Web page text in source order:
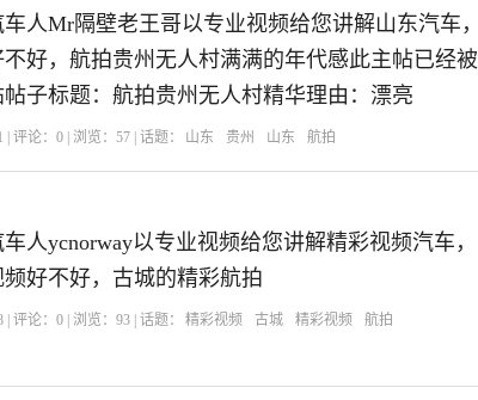
人Mr隔壁老王哥以专业视频给您讲解山东汽车，
好，航拍贵州无人村满满的年代感此主帖已经被
子标题：航拍贵州无人村精华理由：漂亮
| 评论：0 | 浏览：57 | 话题： 山东 贵州 山东 航拍
人ycnorway以专业视频给您讲解精彩视频汽车，
好不好，古城的精彩航拍
| 评论：0 | 浏览：93 | 话题： 精彩视频 古城 精彩视频 航拍